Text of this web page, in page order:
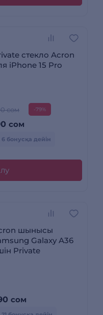
стекло Acron
iPhone 15 Pro
сом -79%
сом
6 бонусқа дейін
шынысы
Galaxy A36
Private
сом